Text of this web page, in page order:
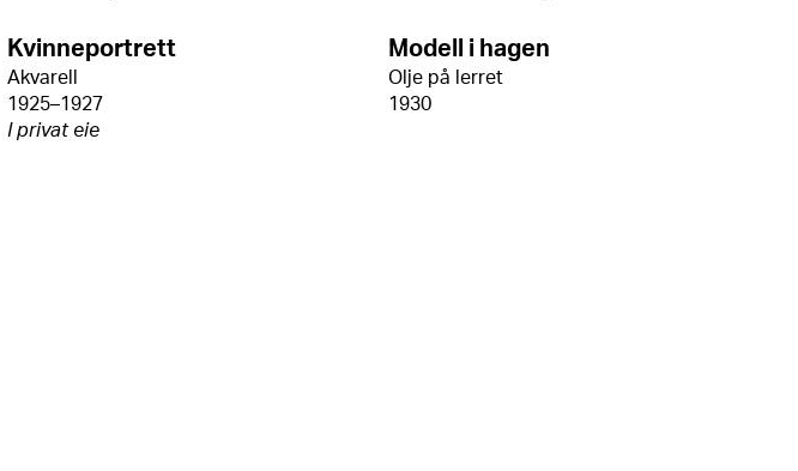
Kvinneportrett
Akvarell
1925–1927
I privat eie
Modell i hagen
Olje på lerret
1930